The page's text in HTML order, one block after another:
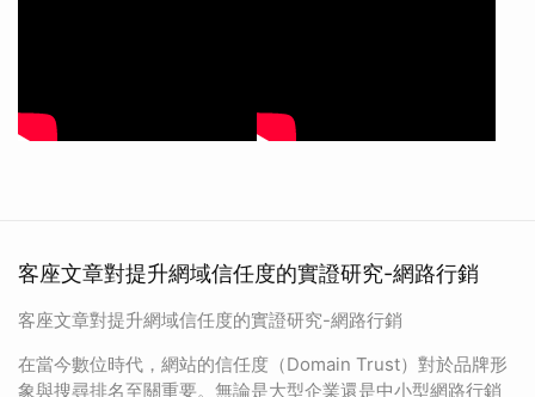
客座文章對提升網域信任度的實證研究-網路行銷
客座文章對提升網域信任度的實證研究-網路行銷
在當今數位時代，網站的信任度（Domain Trust）對於品牌形
象與搜尋排名至關重要。無論是大型企業還是中小型網路行銷